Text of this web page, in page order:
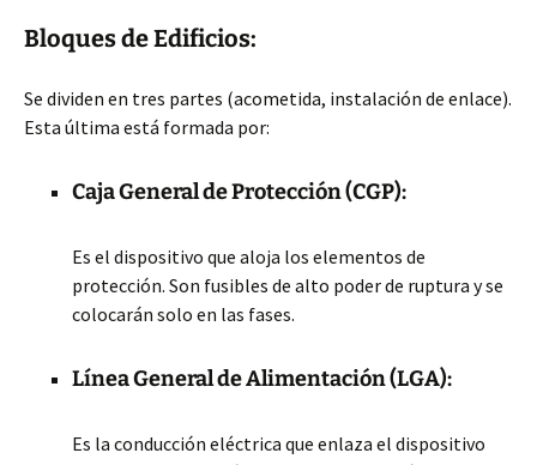
Bloques de Edificios:
Se dividen en tres partes (acometida, instalación de enlace).
Esta última está formada por:
Caja General de Protección (CGP):
Es el dispositivo que aloja los elementos de
protección. Son fusibles de alto poder de ruptura y se
colocarán solo en las fases.
Línea General de Alimentación (LGA):
Es la conducción eléctrica que enlaza el dispositivo